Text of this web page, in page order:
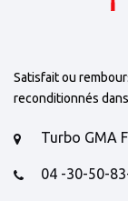
Satisfait ou
reconditionnés
Turbo GMA
04 -30-50-